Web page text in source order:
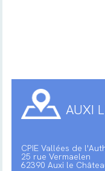
AUXI
CPIE Vallées de
25 rue Vermaelen
62390 Auxi le